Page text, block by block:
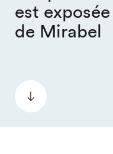
est
de Mirabel